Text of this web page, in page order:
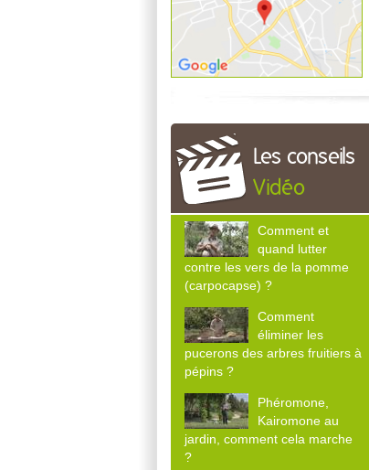
Les conseils
Vidéo
Comment et
quand lutter
contre les vers de la pomme
(carpocapse) ?
Comment
éliminer les
pucerons des arbres fruitiers à
pépins ?
Phéromone,
Kairomone au
jardin, comment cela marche
?